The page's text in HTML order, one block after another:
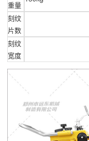
重量
刻纹
片数
刻纹
宽度